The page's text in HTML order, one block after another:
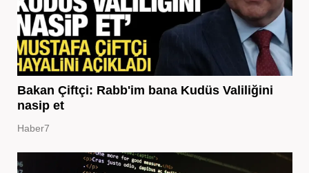
Bakan Çiftçi: Rabb'im bana Kudüs Valiliğini
nasip et
Haber7